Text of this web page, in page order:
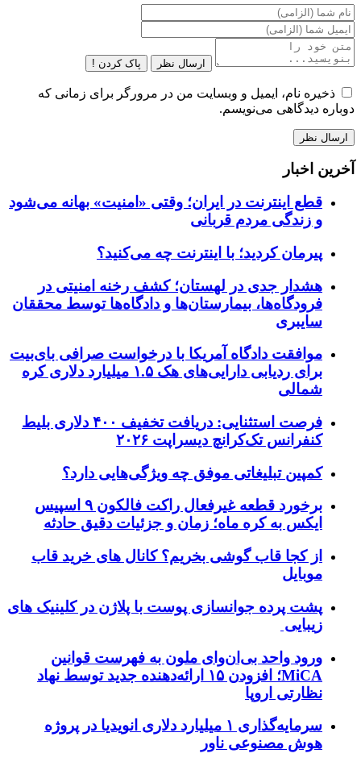
ارسال نظر پاک کردن !
ذخیره نام، ایمیل و وبسایت من در مرورگر برای زمانی که
دوباره دیدگاهی می‌نویسم.
آخرین اخبار
قطع اینترنت در ایران؛ وقتی «امنیت» بهانه می‌شود
و زندگی مردم قربانی
پیرمان کردید؛ با اینترنت چه می‌کنید؟
هشدار جدی در لهستان؛ کشف رخنه امنیتی در
فرودگاه‌ها، بیمارستان‌ها و دادگاه‌ها توسط محققان
سایبری
موافقت دادگاه آمریکا با درخواست صرافی بای‌بیت
برای ردیابی دارایی‌های هک ۱.۵ میلیارد دلاری کره
شمالی
فرصت استثنایی: دریافت تخفیف ۴۰۰ دلاری بلیط
کنفرانس تک‌کرانچ دیسراپت ۲۰۲۶
کمپین تبلیغاتی موفق چه ویژگی‌هایی دارد؟
برخورد قطعه غیرفعال راکت فالکون ۹ اسپیس
ایکس به کره ماه؛ زمان و جزئیات دقیق حادثه
از کجا قاب گوشی بخریم؟ کانال های خرید قاب
موبایل
پشت پرده جوانسازی پوست با پلاژن در کلینیک های
زیبایی
ورود واحد بی‌ان‌وای ملون به فهرست قوانین
MiCA؛ افزودن ۱۵ ارائه‌دهنده جدید توسط نهاد
نظارتی اروپا
سرمایه‌گذاری ۱ میلیارد دلاری انویدیا در پروژه
هوش مصنوعی ناور